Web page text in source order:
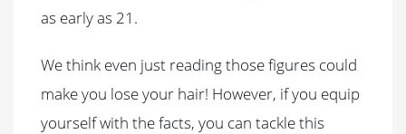
as early as 21.
We think even just reading those figures could
make you lose your hair! However, if you equip
yourself with the facts, you can tackle this